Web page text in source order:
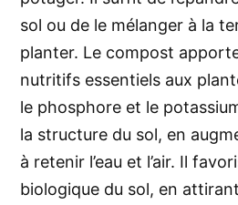
sol ou de le mélanger à la
planter. Le compost
nutritifs essentiels aux
le phosphore et le
la structure du sol, en
à retenir l’eau et l’air. Il
biologique du sol, en